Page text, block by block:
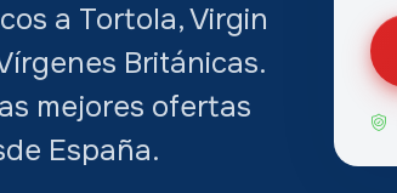
a Tortola, Virgin
Británicas.
mejores ofertas
España.